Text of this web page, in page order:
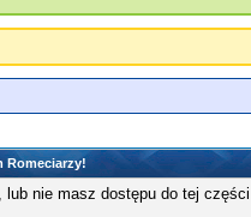
Romeciarzy!
lub nie masz dostępu do tej